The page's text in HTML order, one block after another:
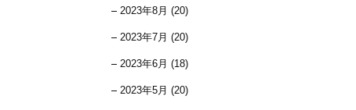
2023年8月 (20)
2023年7月 (20)
2023年6月 (18)
2023年5月 (20)